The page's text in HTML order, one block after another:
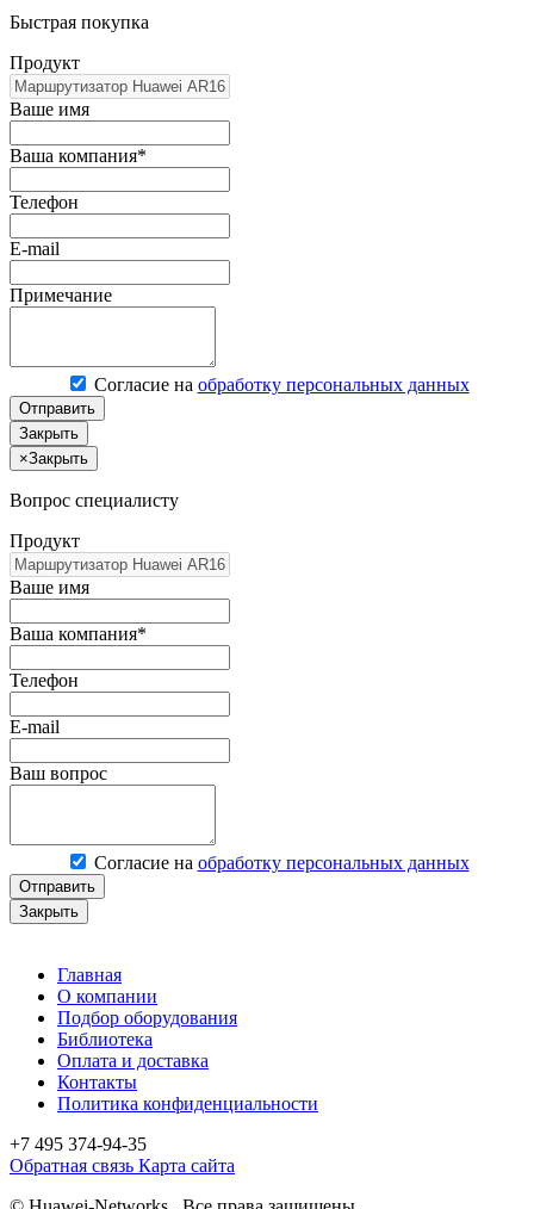
Быстрая покупка
Продукт
Ваше имя
Ваша компания*
Телефон
E-mail
Примечание
Согласие на обработку персональных данных
Отправить
Закрыть
×Закрыть
Вопрос специалисту
Продукт
Ваше имя
Ваша компания*
Телефон
E-mail
Ваш вопрос
Согласие на обработку персональных данных
Отправить
Закрыть
Главная
О компании
Подбор оборудования
Библиотека
Оплата и доставка
Контакты
Политика конфиденциальности
+7 495 374-94-35
Обратная связь Карта сайта